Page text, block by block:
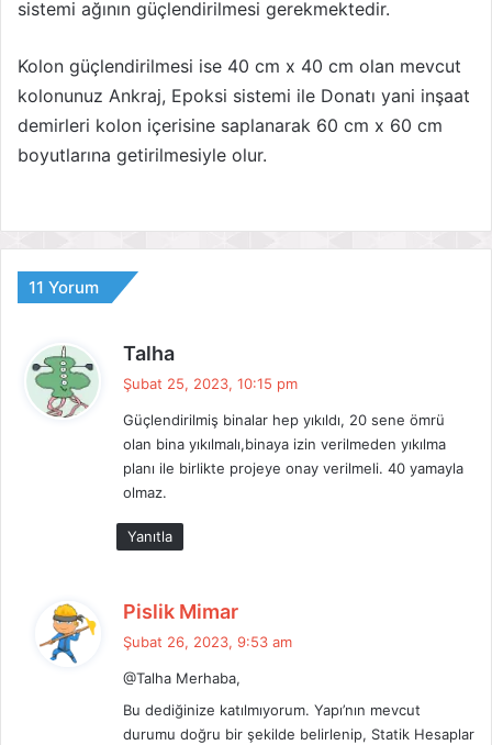
sistemi ağının güçlendirilmesi gerekmektedir.
Kolon güçlendirilmesi ise 40 cm x 40 cm olan mevcut
kolonunuz Ankraj, Epoksi sistemi ile Donatı yani inşaat
demirleri kolon içerisine saplanarak 60 cm x 60 cm
boyutlarına getirilmesiyle olur.
11 Yorum
Talha
i
k
Şubat 25, 2023, 10:15 pm
Güçlendirilmiş binalar hep yıkıldı, 20 sene ömrü
olan bina yıkılmalı,binaya izin verilmeden yıkılma
planı ile birlikte projeye onay verilmeli. 40 yamayla
olmaz.
Yanıtla
Pislik Mimar
i
k
i
Şubat 26, 2023, 9:53 am
@Talha Merhaba,
Bu dediğinize katılmıyorum. Yapı’nın mevcut
durumu doğru bir şekilde belirlenip, Statik Hesaplar